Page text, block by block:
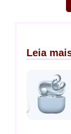
Leia